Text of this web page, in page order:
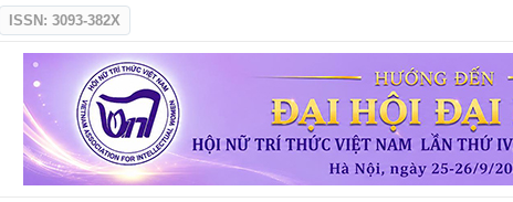
ISSN: 3093-382X